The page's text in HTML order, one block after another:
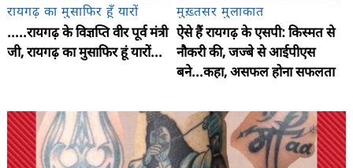
रायगढ़ का मुसाफिर हूँ यारों
.....रायगढ़ के विज्ञप्ति वीर पूर्व मंत्री
जी, रायगढ़ का मुसाफिर हूं यारों...
मुख़्तसर मुलाकात
ऐसे हैं रायगढ़ के एसपी: किस्मत से
नौकरी की, जज्बे से आईपीएस
बने...कहा, असफल होना सफलता